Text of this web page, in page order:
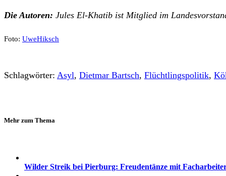
Die Autoren: Jules El-Khatib ist Mitglied im
Foto: UweHiksch
Schlagwörter: Asyl, Dietmar Bartsch, Flüchtlingspolitik,
Mehr zum Thema
Wilder Streik bei Pierburg: Freudentänze mit